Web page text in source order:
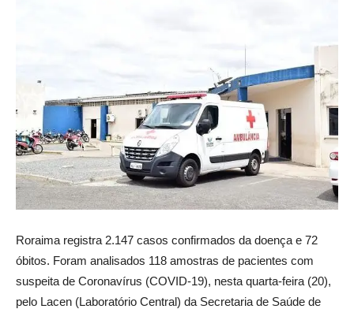
Roraima registra 2.147 casos confirmados da doença e 72
óbitos. Foram analisados 118 amostras de pacientes com
suspeita de Coronavírus (COVID-19), nesta quarta-feira (20),
pelo Lacen (Laboratório Central) da Secretaria de Saúde de